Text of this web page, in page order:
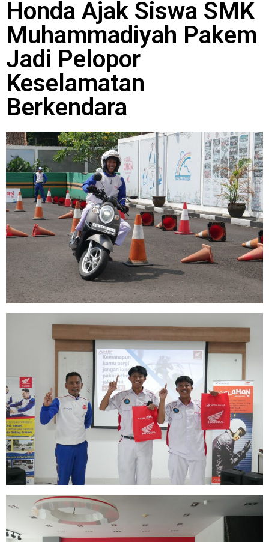
Honda Ajak Siswa SMK
Muhammadiyah Pakem
Jadi Pelopor
Keselamatan
Berkendara